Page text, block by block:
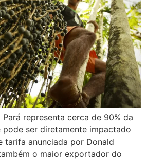
representa cerca de 90% da
ser diretamente impactado
tarifa anunciada por Donald
o maior exportador do